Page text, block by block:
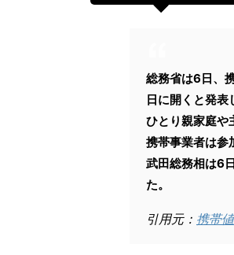
総務省は6日、
日に開くと発表
ひとり親家庭や
携帯事業者は参
武田総務相は6
た。
引用元： 携帯